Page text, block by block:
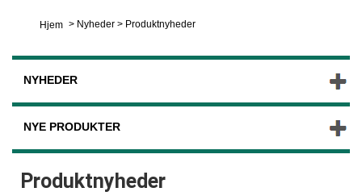
Hjem > Nyheder > Produktnyheder
NYHEDER
NYE PRODUKTER
Produktnyheder